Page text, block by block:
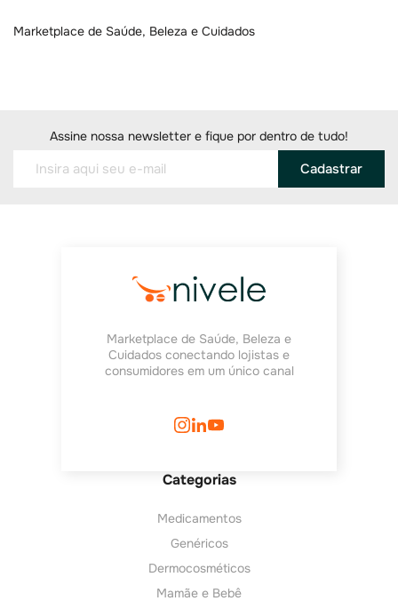
Marketplace de Saúde, Beleza e Cuidados
Assine nossa newsletter e fique por dentro de tudo!
Cadastrar
Marketplace de Saúde, Beleza e
Cuidados conectando lojistas e
consumidores em um único canal
Categorias
Medicamentos
Genéricos
Dermocosméticos
Mamãe e Bebê